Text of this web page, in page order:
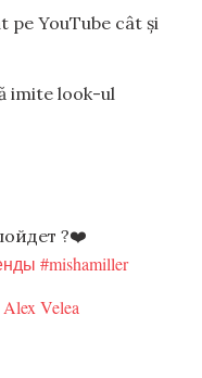
pe YouTube cât și
imite look-ul
?❤️
#mishamiller
Velea